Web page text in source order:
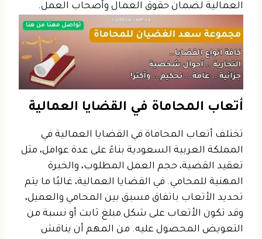
العمالية لضمان حقوق العمال وأصحاب العمل.
أتعاب المحاماة في القضايا العمالية
تختلف أتعاب المحاماة في القضايا العمالية في
المملكة العربية السعودية بناءً على عدة عوامل، مثل
تعقيد القضية، حجم العمل المطلوب، والخبرة
المهنية للمحامي. في القضايا العمالية، غالبًا ما يتم
تحديد الأتعاب باتفاق مسبق بين المحامي والعميل،
وقد تكون الأتعاب على شكل مبلغ ثابت أو نسبة من
التعويض المحصول عليه. من المهم أن يناقش